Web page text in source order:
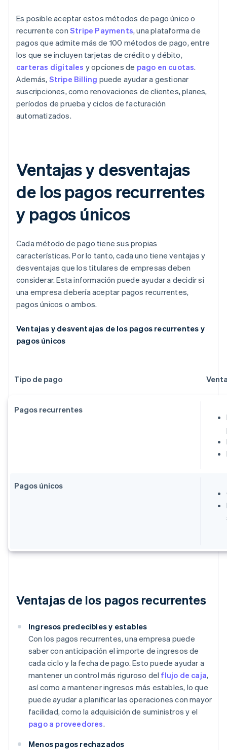
Es posible aceptar estos métodos de pago único o
recurrente con Stripe Payments, una plataforma de
pagos que admite más de 100 métodos de pago, entre
los que se incluyen tarjetas de crédito y débito,
carteras digitales y opciones de pago en cuotas.
Además, Stripe Billing puede ayudar a gestionar
suscripciones, como renovaciones de clientes, planes,
períodos de prueba y ciclos de facturación
automatizados.
Ventajas y desventajas
de los pagos recurrentes
y pagos únicos
Cada método de pago tiene sus propias
características. Por lo tanto, cada uno tiene ventajas y
desventajas que los titulares de empresas deben
considerar. Esta información puede ayudar a decidir si
una empresa debería aceptar pagos recurrentes,
pagos únicos o ambos.
Ventajas y desventajas de los pagos recurrentes y
pagos únicos
Tipo de pago
Pagos recurrentes
Pagos únicos
Ventajas de los pagos recurrentes
Ingresos predecibles y estables
Con los pagos recurrentes, una empresa puede
saber con anticipación el importe de ingresos de
cada ciclo y la fecha de pago. Esto puede ayudar a
mantener un control más riguroso del flujo de caja,
así como a mantener ingresos más estables, lo que
puede ayudar a planificar las operaciones con mayor
facilidad, como la adquisición de suministros y el
pago a proveedores.
Menos pagos rechazados